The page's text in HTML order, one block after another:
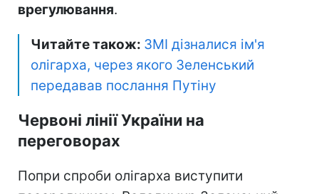
врегулювання.
Читайте також: ЗМІ дізналися ім'я
олігарха, через якого Зеленський
передавав послання Путіну
Червоні лінії України на
переговорах
Попри спроби олігарха виступити